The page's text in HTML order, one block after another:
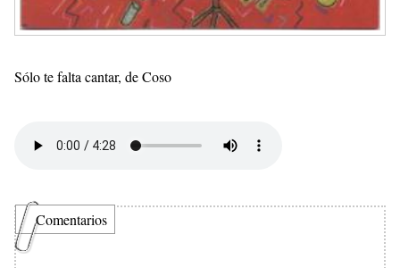
Sólo te falta cantar, de Coso
Comentarios